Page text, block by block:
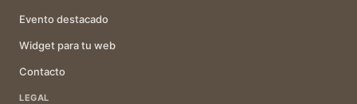
Evento destacado
Widget para tu web
Contacto
LEGAL